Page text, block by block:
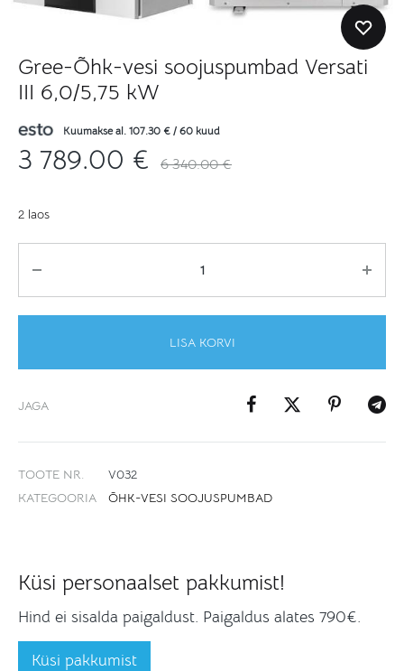
Gree-Õhk-vesi soojuspumbad Versati
III 6,0/5,75 kW
Kuumakse al. 107.30 €/ 60 kuud
3 789.00 € 6 340.00€
2 laos
LISA KORVI
JAGA
TOOTE NR.
V032
КATEGOORIA
ÕHK-VESI SOOJUSPUMBAD
Küsi personaalset pakkumist!
Hind ei sisalda paigaldust. Paigaldus alates 790€.
Küsi pakkumist